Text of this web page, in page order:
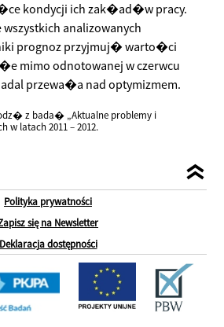
kondycji ich zak�ad�w pracy.
analizowanych
prognoz przyjmuj� warto�ci
mimo odnotowanej w czerwcu
przewa�a nad optymizmem.
z bada� „Aktualne problemy i
w latach 2011 – 2012.
Polityka prywatności
się na Newsletter
Deklaracja dostępności